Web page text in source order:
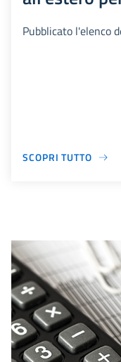
Pubblicato l'elenco
SCOPRI TUTTO